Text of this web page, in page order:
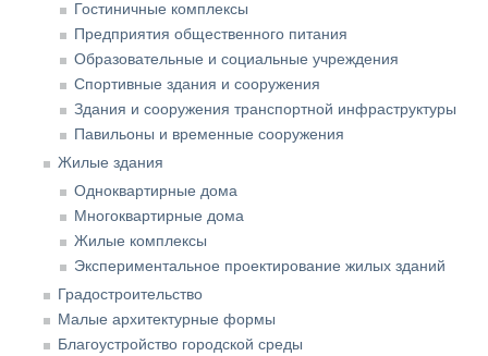
Гостиничные комплексы
Предприятия общественного питания
Образовательные и социальные учреждения
Спортивные здания и сооружения
Здания и сооружения транспортной инфраструктуры
Павильоны и временные сооружения
Жилые здания
Одноквартирные дома
Многоквартирные дома
Жилые комплексы
Экспериментальное проектирование жилых зданий
Градостроительство
Малые архитектурные формы
Благоустройство городской среды